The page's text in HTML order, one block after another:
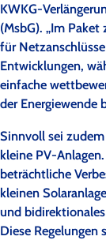
KWKG-
(MsbG). „Im
für
Entwicklungen,
einfache
der Energiewende
Sinnvoll sei
kleine PV-
beträchtliche
kleinen
und
Diese